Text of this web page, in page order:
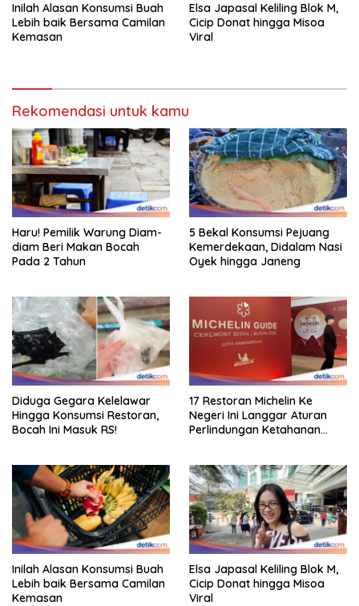
Inilah Alasan Konsumsi Buah
Lebih baik Bersama Camilan
Kemasan
Elsa Japasal Keliling Blok M,
Cicip Donat hingga Misoa
Viral
Rekomendasi untuk kamu
Haru! Pemilik Warung Diam-
diam Beri Makan Bocah
Pada 2 Tahun
5 Bekal Konsumsi Pejuang
Kemerdekaan, Didalam Nasi
Oyek hingga Janeng
Diduga Gegara Kelelawar
Hingga Konsumsi Restoran,
Bocah Ini Masuk RS!
17 Restoran Michelin Ke
Negeri Ini Langgar Aturan
Perlindungan Ketahanan
Inilah Alasan Konsumsi Buah
Lebih baik Bersama Camilan
Kemasan
Elsa Japasal Keliling Blok M,
Cicip Donat hingga Misoa
Viral